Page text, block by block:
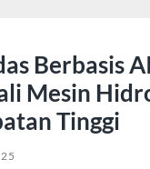
Berbasis
Mesin
Tinggi